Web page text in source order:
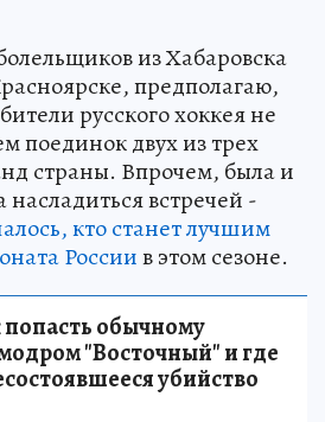
из Хабаровска
предполагаю,
русского хоккея не
поединок двух из трех
страны. Впрочем, была и
встречей -
кто станет лучшим
Россиив этом сезоне.
обычному
"Восточный" и где
убийство